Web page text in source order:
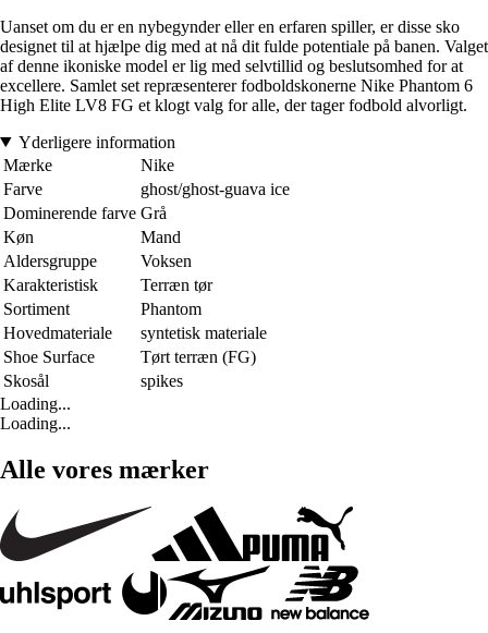
Uanset om du er en nybegynder eller en erfaren spiller, er disse sko
designet til at hjælpe dig med at nå dit fulde potentiale på banen. Valget
af denne ikoniske model er lig med selvtillid og beslutsomhed for at
excellere. Samlet set repræsenterer fodboldskonerne Nike Phantom 6
High Elite LV8 FG et klogt valg for alle, der tager fodbold alvorligt.
Yderligere information
Mærke
Nike
Farve
ghost/ghost-guava ice
Dominerende farve Grå
Køn
Mand
Aldersgruppe
Voksen
Karakteristisk
Terræn tør
Sortiment
Phantom
Hovedmateriale
syntetisk materiale
Shoe Surface
Tørt terræn (FG)
Skosål
spikes
Loading...
Loading...
Alle vores mærker